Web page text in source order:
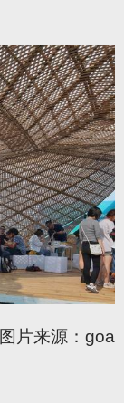
片来源：goa